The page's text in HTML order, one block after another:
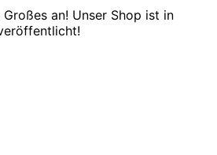
an! Unser Shop ist in